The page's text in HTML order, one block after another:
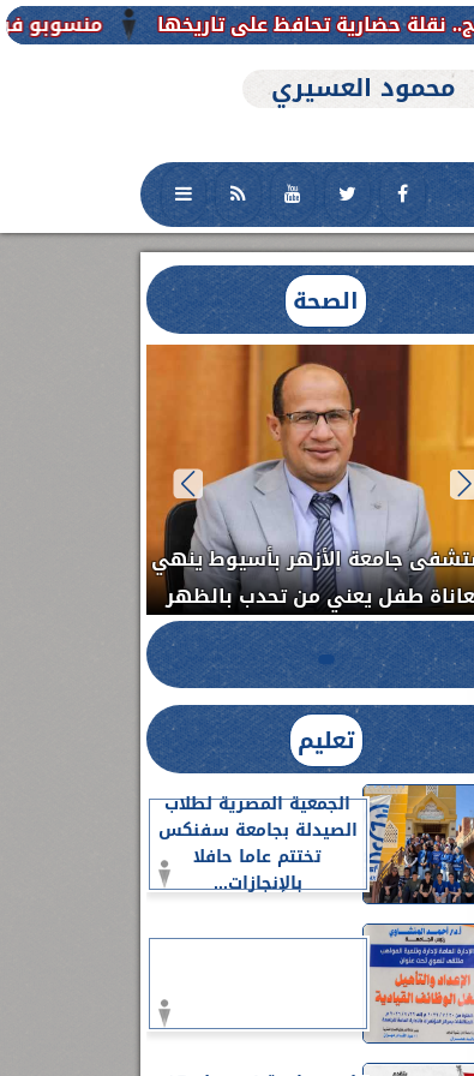
منسوبو فرع جامعة الأزهر للوجه
محمود العسيري
الصحة
الحر بمنفلوط بالتعاون مع هيئة
المصرية يشن حملة رقابية مكبرة
المخالفة.....
تعليم
الجمعية المصرية لطلاب
الصيدلة بجامعة سفنكس
تختتم عاما حافلا
بالإنجازات...